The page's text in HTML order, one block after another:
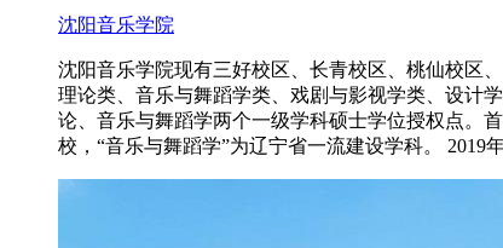
沈阳音乐学院
沈阳音乐学院现有三好校区、长青校区、桃仙校区
理论类、音乐与舞蹈学类、戏剧与影视学类、设计
论、音乐与舞蹈学两个一级学科硕士学位授权点。
校，“音乐与舞蹈学”为辽宁省一流建设学科。 2019